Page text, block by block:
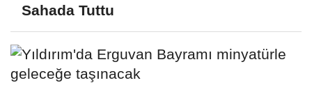
Sahada Tuttu